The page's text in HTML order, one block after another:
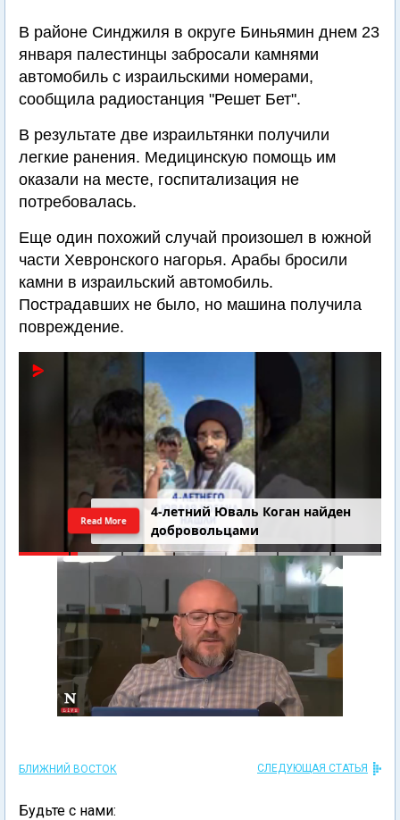
В районе Синджиля в округе Биньямин днем 23
января палестинцы забросали камнями
автомобиль с израильскими номерами,
сообщила радиостанция "Решет Бет".
В результате две израильтянки получили
легкие ранения. Медицинскую помощь им
оказали на месте, госпитализация не
потребовалась.
Еще один похожий случай произошел в южной
части Хевронского нагорья. Арабы бросили
камни в израильский автомобиль.
Пострадавших не было, но машина получила
повреждение.
4-летний Юваль Коган найден
добровольцами
Read More
БЛИЖНИЙ ВОСТОК СЛЕДУЮЩАЯ СТАТЬЯ
Будьте с нами: